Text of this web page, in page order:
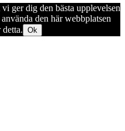
ger dig den bästa upplevelsen
den här webbplatsen
Ok